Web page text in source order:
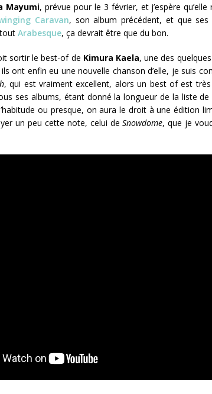
Mayumi, prévue pour le 3 février, et j’espère
Caravan, son album précédent, et que
Arabesque, ça devrait être que du bon.
sortir le best-of de Kimura Kaela, une des
ils ont enfin eu une nouvelle chanson d’elle, je suis
, qui est vraiment excellent, alors un best of est
ses albums, étant donné la longueur de la liste
ou presque, on aura le droit à une édition
un peu cette note, celui deSnowdome, que je